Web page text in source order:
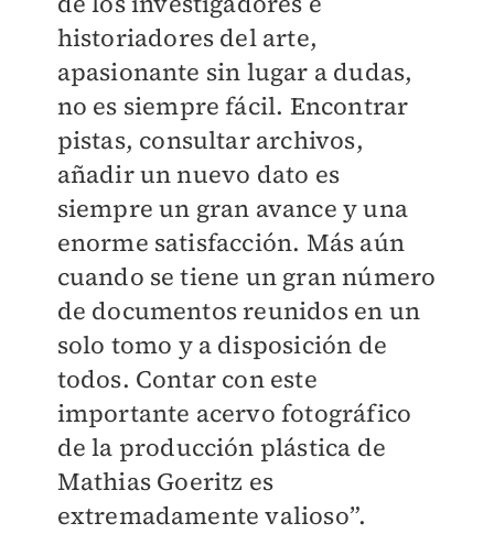
historiadores del arte,
apasionante sin lugar a dudas,
no es siempre fácil. Encontrar
pistas, consultar archivos,
añadir un nuevo dato es
siempre un gran avance y una
enorme satisfacción. Más aún
cuando se tiene un gran número
de documentos reunidos en un
solo tomo y a disposición de
todos. Contar con este
importante acervo fotográfico
de la producción plástica de
Mathias Goeritz es
extremadamente valioso”.